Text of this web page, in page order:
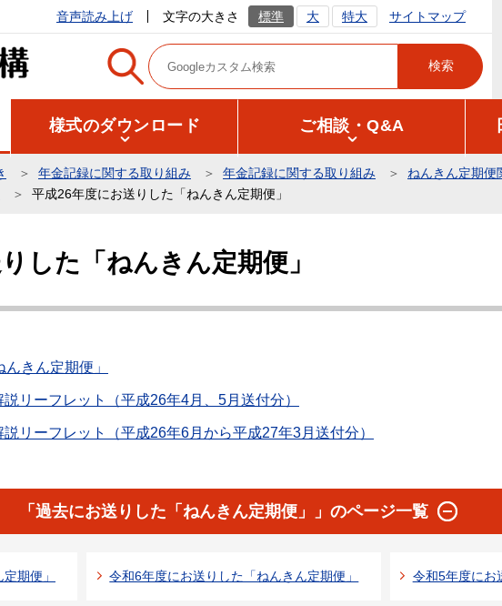
音声読み上げ 文字の大きさ 標準 大 特大 サイトマップ
様式のダウンロード ご相談・Q&A
年金記録に関する取り組み 年金記録に関する取り組み
ねんきん定期便
平成26年度にお送りした「ねんきん定期便」
した「ねんきん定期便」
きん定期便」
リーフレット（平成26年4月、5月送付分）
説リーフレット（平成26年6月から平成27年3月送付分）
「過去にお送りした「ねんきん定期便」」のページ一覧
期便」 令和6年度にお送りした「ねんきん定期便」 令和5年度にお